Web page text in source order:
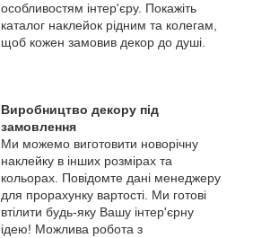
особливостям інтер'єру. Покажіть
каталог наклейок рідним та колегам,
щоб кожен замовив декор до душі.
Виробництво декору під
замовлення
Ми можемо виготовити новорічну
наклейку в інших розмірах та
кольорах. Повідомте дані менеджеру
для прорахунку вартості. Ми готові
втілити будь-яку Вашу інтер'єрну
ідею! Можлива робота з